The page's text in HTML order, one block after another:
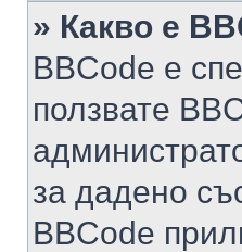
» Какво е
BBCode е
ползвате
за дадено
BBCode